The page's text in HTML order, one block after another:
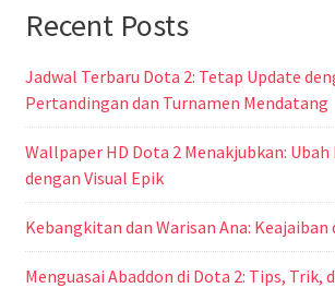
Recent Posts
Jadwal Terbaru Dota 2: Tetap Update
Pertandingan dan Turnamen Mendatang
Wallpaper HD Dota 2 Menakjubkan: Ubah
dengan Visual Epik
Kebangkitan dan Warisan Ana: Keajaiban
Menguasai Abaddon di Dota 2: Tips, Trik,